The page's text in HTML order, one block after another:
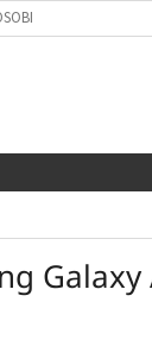
ÚDAJŮ
Galaxy